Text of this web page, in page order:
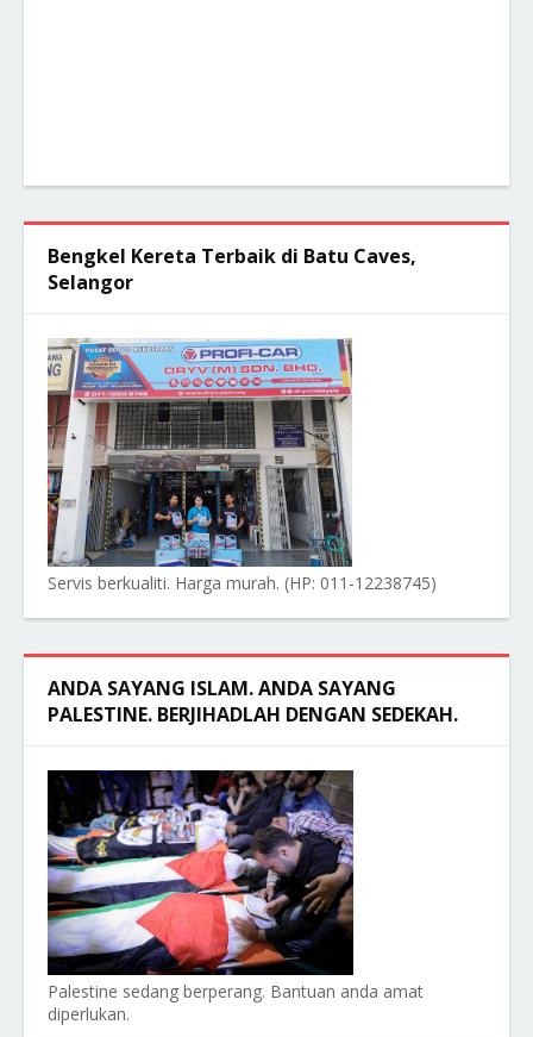
Bengkel Kereta Terbaik di Batu Caves,
Selangor
Servis berkualiti. Harga murah. (HP: 011-12238745)
ANDA SAYANG ISLAM. ANDA SAYANG
PALESTINE. BERJIHADLAH DENGAN SEDEKAH.
Palestine sedang berperang. Bantuan anda amat
diperlukan.